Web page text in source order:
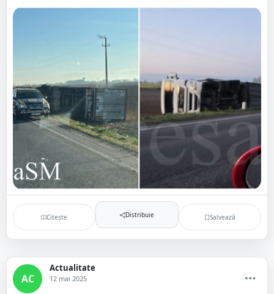
Citește Distribuie Salvează
AC
Actualitate
12 mai 2025